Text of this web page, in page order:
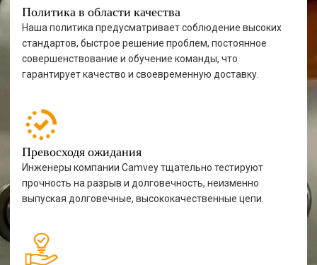
Политика в области качества
Наша политика предусматривает соблюдение высоких
стандартов, быстрое решение проблем, постоянное
совершенствование и обучение команды, что
гарантирует качество и своевременную доставку.
Превосходя ожидания
Инженеры компании Camvey тщательно тестируют
прочность на разрыв и долговечность, неизменно
выпуская долговечные, высококачественные цепи.